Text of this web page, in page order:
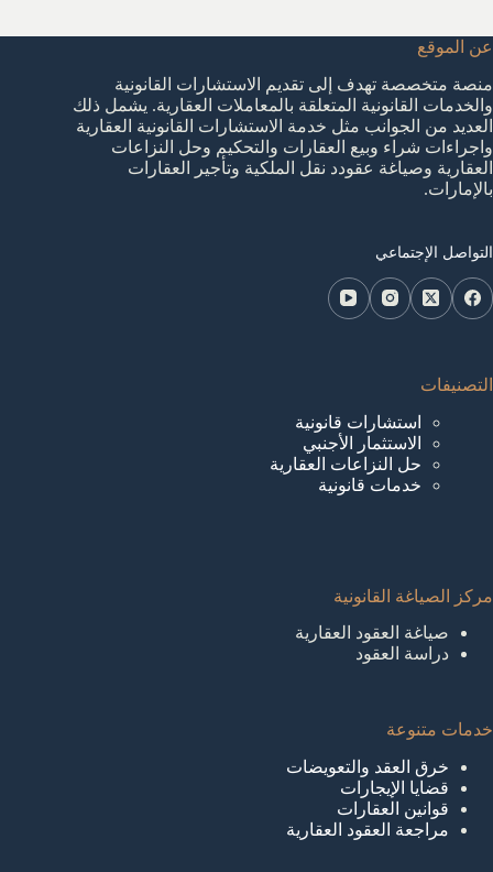
عن الموقع
منصة متخصصة تهدف إلى تقديم الاستشارات القانونية
والخدمات القانونية المتعلقة بالمعاملات العقارية. يشمل ذلك
العديد من الجوانب مثل خدمة الاستشارات القانونية العقارية
واجراءات شراء وبيع العقارات والتحكيم وحل النزاعات
العقارية وصياغة عقودد نقل الملكية وتأجير العقارات
بالإمارات.
التواصل الإجتماعي
التصنيفات
استشارات قانونية
الاستثمار الأجنبي
حل النزاعات العقارية
خدمات قانونية
مركز الصياغة القانونية
صياغة العقود العقارية
دراسة العقود
خدمات متنوعة
خرق العقد والتعويضات
قضايا الإيجارات
قوانين العقارات
مراجعة العقود العقارية